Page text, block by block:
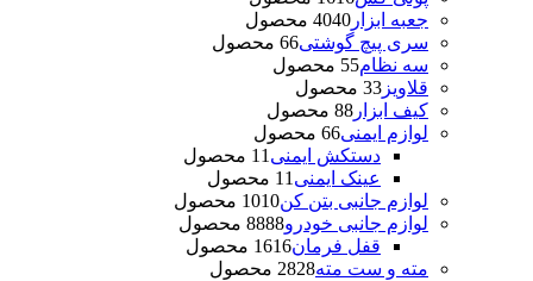
جعبه ابزار
4040 محصول
سری پیچ گوشتی 66 محصول
سه نظام 55 محصول
قلاویز
33 محصول
کیف ابزار
88 محصول
لوازم ایمنی 66 محصول
دستکش ایمنی
1 1 محصول
عینک ایمنی
1 1 محصول
لوازم جانبی بتن کن
1010 محصول
لوازم جانبی خودرو
8888 محصول
قفل فرمان
1616 محصول
مته و ست مته
2828 محصول